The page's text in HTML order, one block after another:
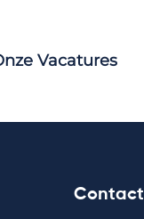
Vacatures
Contact